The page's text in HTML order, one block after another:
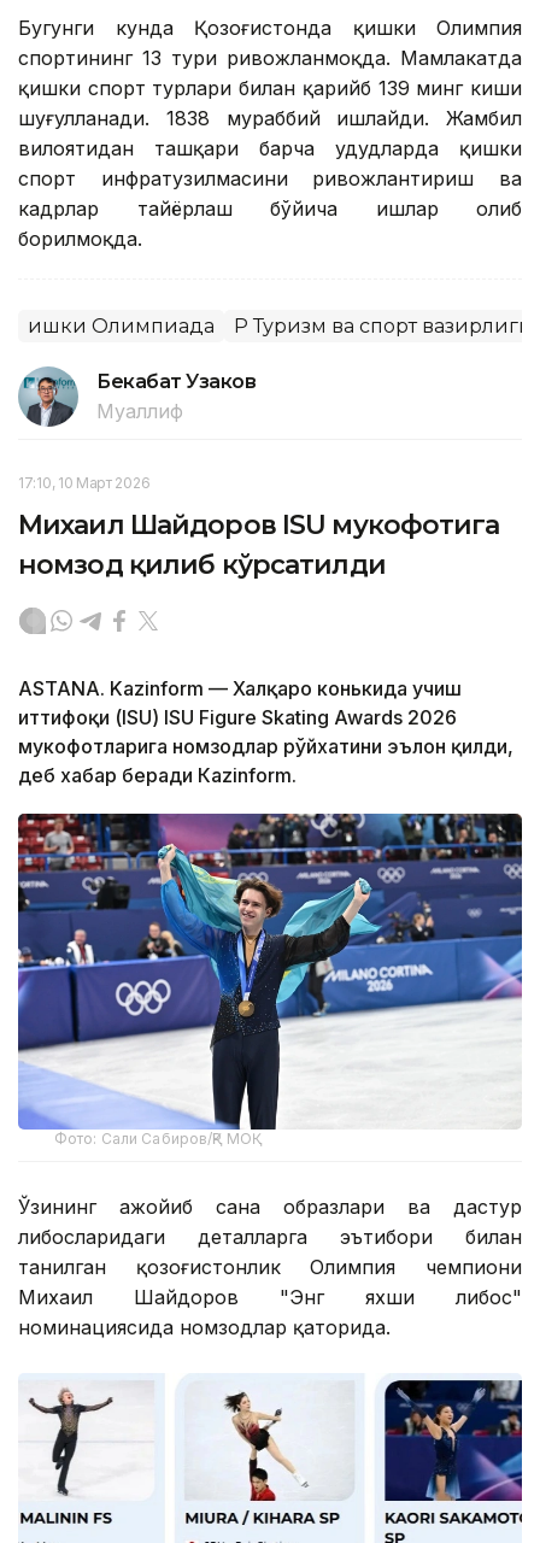
Бугунги кунда Қозоғистонда қишки Олимпия
спортининг 13 тури ривожланмоқда. Мамлакатда
қишки спорт турлари билан қарийб 139 минг киши
шуғулланади. 1838 мураббий ишлайди. Жамбил
вилоятидан ташқари барча ҳудудларда қишки
спорт инфратузилмасини ривожлантириш ва
кадрлар тайёрлаш бўйича ишлар олиб
борилмоқда.
Қишки Олимпиада ҚР Туризм ва спорт вазирлиги
Бекабат Узаков
Муаллиф
17:10, 10 Март 2026
Михаил Шайдоров ISU мукофотига
номзод қилиб кўрсатилди
ASTANA. Kazinform — Халқаро конькида учиш
иттифоқи (ISU) ISU Figure Skating Awards 2026
мукофотларига номзодлар рўйхатини эълон қилди,
деб хабар беради Кazinform.
Фото: Сали Сабиров/ҚР МОҚ
Ўзининг ажойиб саҳна образлари ва дастур
либосларидаги деталларга эътибори билан
танилган қозоғистонлик Олимпия чемпиони
Михаил Шайдоров "Энг яхши либос"
номинациясида номзодлар қаторида.